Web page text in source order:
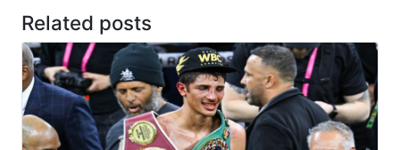
Related posts